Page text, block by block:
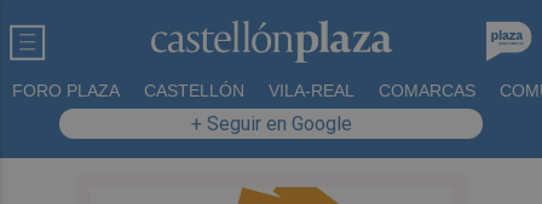
FORO PLAZA CASTELLÓN VILA-REAL COMARCAS
+ Seguir en Google